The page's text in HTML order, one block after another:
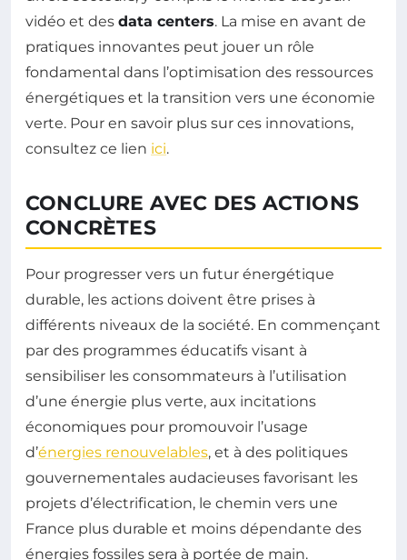
vidéo et des data centers. La mise en avant de
pratiques innovantes peut jouer un rôle
fondamental dans l’optimisation des ressources
énergétiques et la transition vers une économie
verte. Pour en savoir plus sur ces innovations,
consultez ce lien ici.
CONCLURE AVEC DES ACTIONS
CONCRÈTES
Pour progresser vers un futur énergétique
durable, les actions doivent être prises à
différents niveaux de la société. En commençant
par des programmes éducatifs visant à
sensibiliser les consommateurs à l’utilisation
d’une énergie plus verte, aux incitations
économiques pour promouvoir l’usage
d’énergies renouvelables, et à des politiques
gouvernementales audacieuses favorisant les
projets d’électrification, le chemin vers une
France plus durable et moins dépendante des
énergies fossiles sera à portée de main.